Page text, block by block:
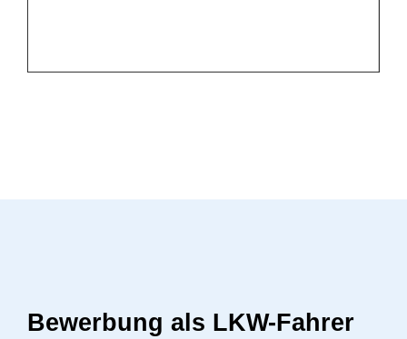
Bewerbung als LKW-Fahrer